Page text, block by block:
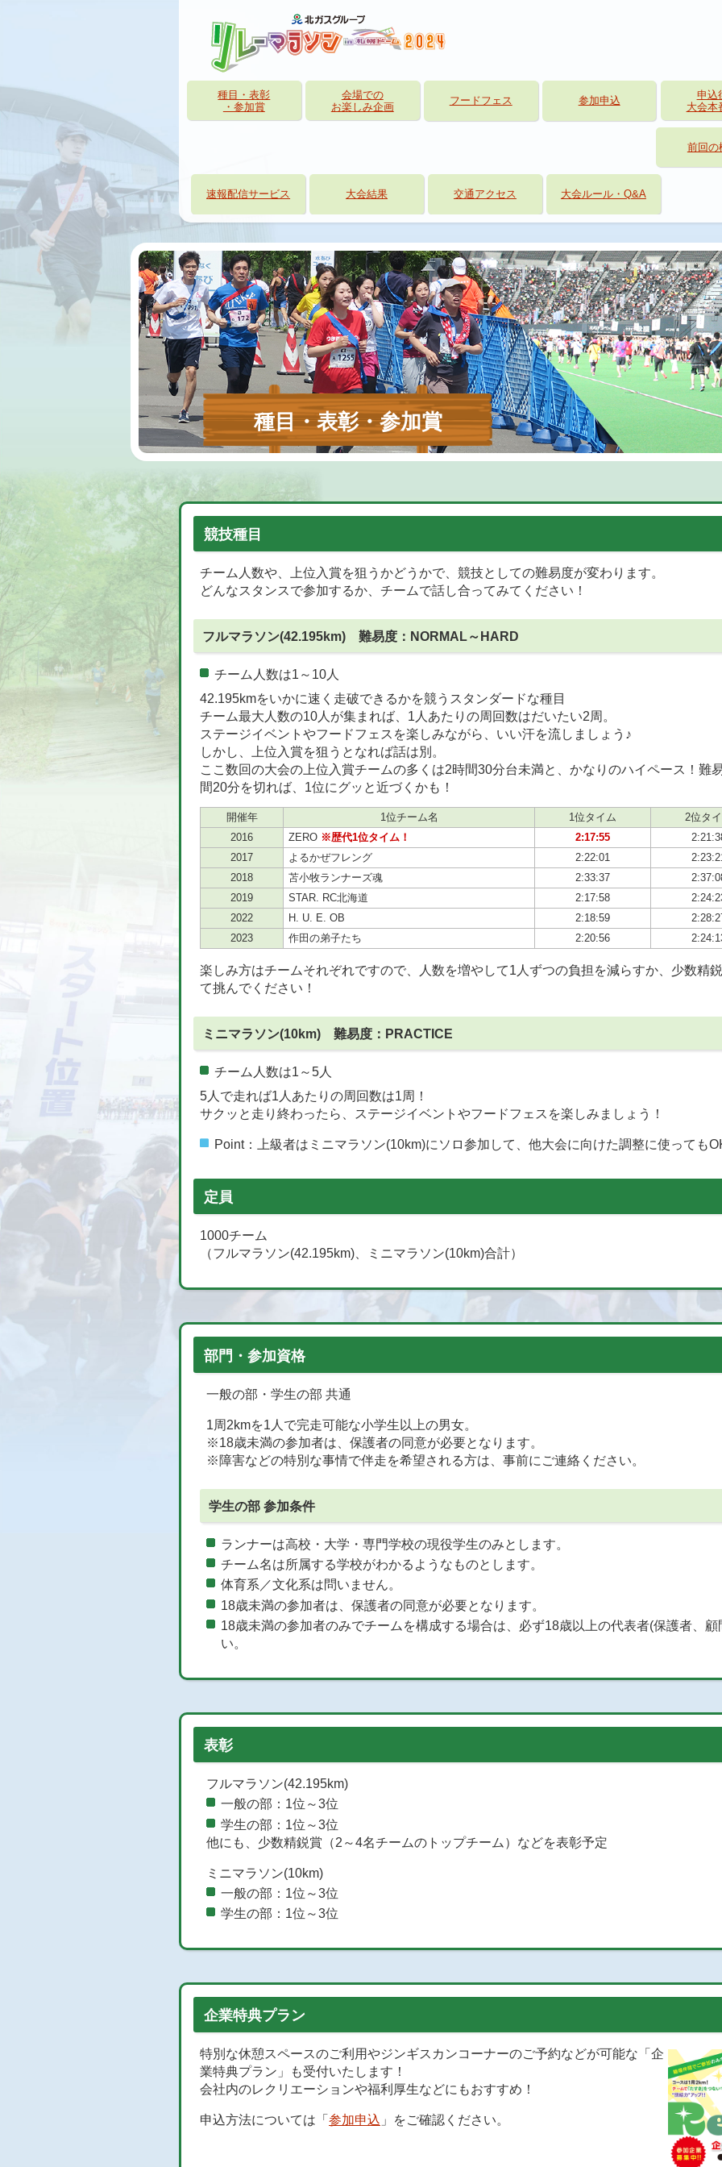
種目・表彰
・参加賞
会場での
お楽しみ企画
フードフェス 参加申込
申込
大会本
前回の
速報配信サービス 大会結果 交通アクセス 大会ルール・Q&A
種目・表彰・参加賞
競技種目
チーム人数や、上位入賞を狙うかどうかで、競技としての難易度が変わります。
どんなスタンスで参加するか、チームで話し合ってみてください！
フルマラソン(42.195km) 難易度：NORMAL～HARD
チーム人数は1～10人
42.195kmをいかに速く走破できるかを競うスタンダードな種目
チーム最大人数の10人が集まれば、1人あたりの周回数はだいたい2周。
ステージイベントやフードフェスを楽しみながら、いい汗を流しましょう♪
しかし、上位入賞を狙うとなれば話は別。
ここ数回の大会の上位入賞チームの多くは2時間30分台未満と、かなりのハイペース！難
間20分を切れば、1位にグッと近づくかも！
開催年 1位チーム名 1位タイム
2位タ
2016
ZERO ※歴代1位タイム！ 2:17:55
2017
よるかぜフレング 2:22:01
2018
苫小牧ランナーズ魂 2:33:37
2019
STAR. RC北海道 2:17:58
2022
H. U. E. OB 2:18:59
2023
作田の弟子たち 2:20:56
楽しみ方はチームそれぞれですので、人数を増やして1人ずつの負担を減らすか、少数精
て挑んでください！
ミニマラソン(10km) 難易度：PRACTICE
チーム人数は1～5人
5人で走れば1人あたりの周回数は1周！
サクッと走り終わったら、ステージイベントやフードフェスを楽しみましょう！
Point：上級者はミニマラソン(10km)にソロ参加して、他大会に向けた調整に使っても
定員
1000チーム
（フルマラソン(42.195km)、ミニマラソン(10km)合計）
部門・参加資格
一般の部・学生の部 共通
1周2kmを1人で完走可能な小学生以上の男女。
※18歳未満の参加者は、保護者の同意が必要となります。
※障害などの特別な事情で伴走を希望される方は、事前にご連絡ください。
学生の部 参加条件
ランナーは高校・大学・専門学校の現役学生のみとします。
チーム名は所属する学校がわかるようなものとします。
体育系／文化系は問いません。
18歳未満の参加者は、保護者の同意が必要となります。
18歳未満の参加者のみでチームを構成する場合は、必ず18歳以上の代表者(保護者、
い。
表彰
フルマラソン(42.195km)
一般の部：1位～3位
学生の部：1位～3位
他にも、少数精鋭賞（2～4名チームのトップチーム）などを表彰予定
ミニマラソン(10km)
一般の部：1位～3位
学生の部：1位～3位
企業特典プラン
特別な休憩スペースのご利用やジンギスカンコーナーのご予約などが可能な「企
業特典プラン」も受付いたします！
会社内のレクリエーションや福利厚生などにもおすすめ！
申込方法については「 参加申込 」をご確認ください。